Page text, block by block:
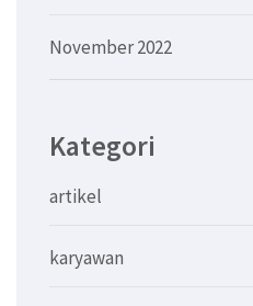
November 2022
Kategori
artikel
karyawan